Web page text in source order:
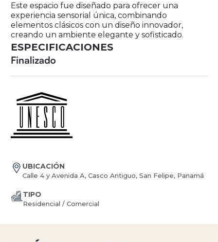
Este espacio fue diseñado para ofrecer una
experiencia sensorial única, combinando
elementos clásicos con un diseño innovador,
creando un ambiente elegante y sofisticado.
ESPECIFICACIONES
Finalizado
UBICACIÓN
Calle 4 y Avenida A, Casco Antiguo, San Felipe, Panamá
TIPO
Residencial / Comercial